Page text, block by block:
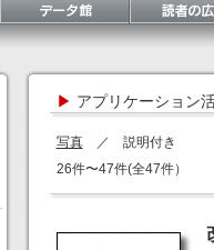
▶ アプリケーション
写真／ 説明付き
26件〜47件(全47件）